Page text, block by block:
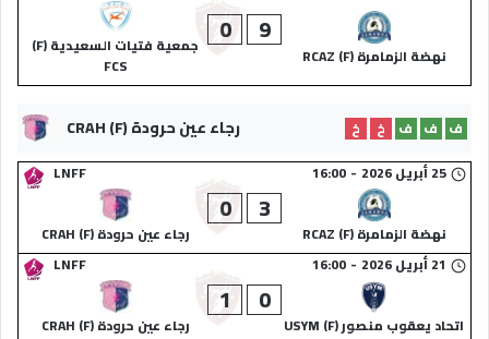
نهضة الزمامرة (F) RCAZ
9
0
جمعية فتيات السعيدية (F)
FCS
رجاء عين حرودة (F) CRAH ف ف ف خ
خ
LNFF
25 أبريل 2026 -
16:00
نهضة الزمامرة (F) RCAZ
3
0
رجاء عين حرودة (F) CRAH
LNFF
21 أبريل 2026 -
16:00
اتحاد يعقوب منصور (F) USYM
0
1
رجاء عين حرودة (F) CRAH